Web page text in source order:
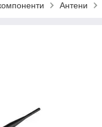
Антени